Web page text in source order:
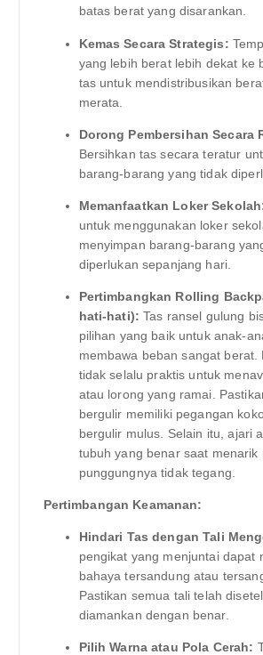
batas berat yang disarankan.
Kemas Secara Strategis:
yang lebih berat lebih dekat ke
tas untuk mendistribusikan
merata.
Dorong Pembersihan Secara
Bersihkan tas secara teratur
barang-barang yang tidak
Memanfaatkan Loker
untuk menggunakan loker
menyimpan barang-barang
diperlukan sepanjang hari.
Pertimbangkan Rolling
hati-hati): Tas ransel gulung
pilihan yang baik untuk anak-
membawa beban sangat berat.
tidak selalu praktis untuk
atau lorong yang ramai.
bergulir memiliki pegangan
bergulir mulus. Selain itu, ajari
tubuh yang benar saat menarik
punggungnya tidak tegang.
Pertimbangan Keamanan:
Hindari Tas dengan Tali
pengikat yang menjuntai dapat
bahaya tersandung atau
Pastikan semua tali telah
diamankan dengan benar.
Pilih Warna atau Pola Cerah: